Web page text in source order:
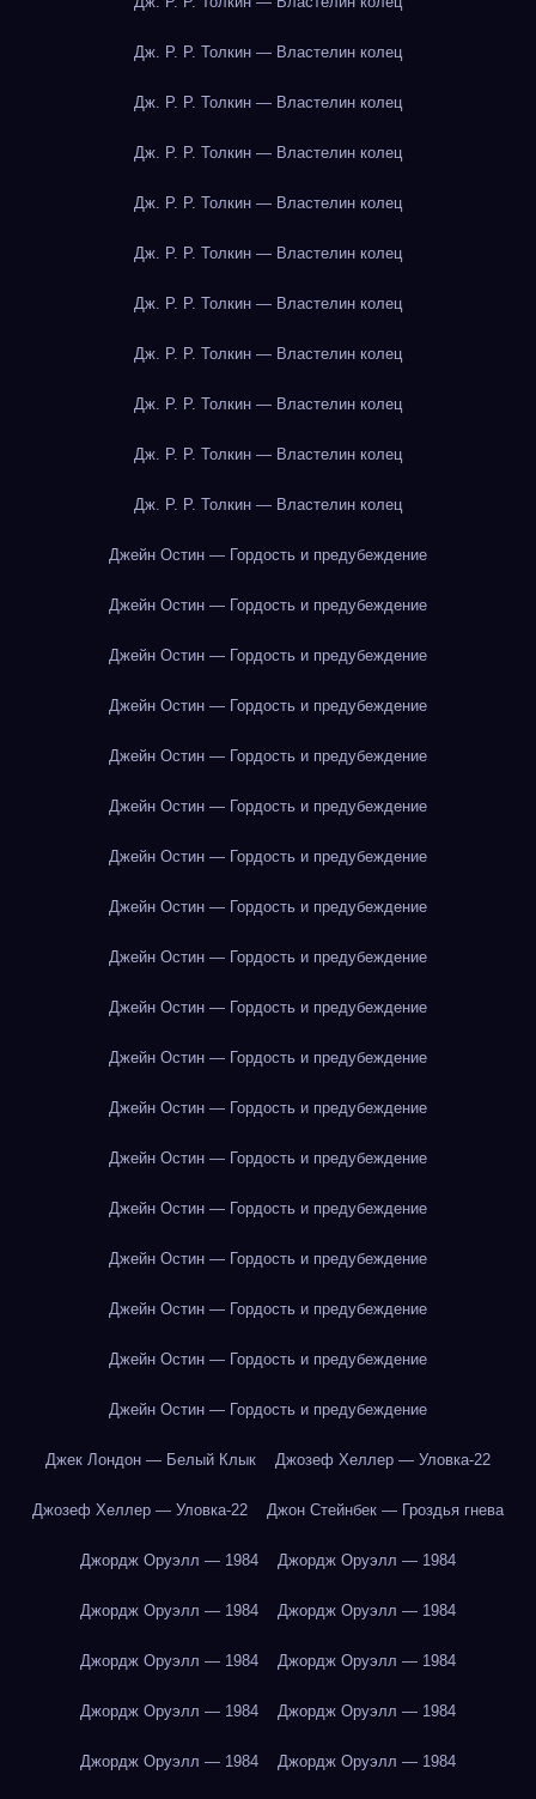
Дж. Р. Р. Толкин — Властелин колец
Дж. Р. Р. Толкин — Властелин колец
Дж. Р. Р. Толкин — Властелин колец
Дж. Р. Р. Толкин — Властелин колец
Дж. Р. Р. Толкин — Властелин колец
Дж. Р. Р. Толкин — Властелин колец
Дж. Р. Р. Толкин — Властелин колец
Дж. Р. Р. Толкин — Властелин колец
Дж. Р. Р. Толкин — Властелин колец
Дж. Р. Р. Толкин — Властелин колец
Джейн Остин — Гордость и предубеждение
Джейн Остин — Гордость и предубеждение
Джейн Остин — Гордость и предубеждение
Джейн Остин — Гордость и предубеждение
Джейн Остин — Гордость и предубеждение
Джейн Остин — Гордость и предубеждение
Джейн Остин — Гордость и предубеждение
Джейн Остин — Гордость и предубеждение
Джейн Остин — Гордость и предубеждение
Джейн Остин — Гордость и предубеждение
Джейн Остин — Гордость и предубеждение
Джейн Остин — Гордость и предубеждение
Джейн Остин — Гордость и предубеждение
Джейн Остин — Гордость и предубеждение
Джейн Остин — Гордость и предубеждение
Джейн Остин — Гордость и предубеждение
Джейн Остин — Гордость и предубеждение
Джейн Остин — Гордость и предубеждение
Джек Лондон — Белый Клык Джозеф Хеллер — Уловка-22
Джозеф Хеллер — Уловка-22 Джон Стейнбек — Гроздья гнева
Джордж Оруэлл — 1984 Джордж Оруэлл — 1984
Джордж Оруэлл — 1984 Джордж Оруэлл — 1984
Джордж Оруэлл — 1984 Джордж Оруэлл — 1984
Джордж Оруэлл — 1984 Джордж Оруэлл — 1984
Джордж Оруэлл — 1984 Джордж Оруэлл — 1984